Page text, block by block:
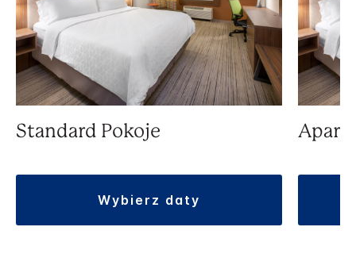
Standard Pokoje
wybierz daty